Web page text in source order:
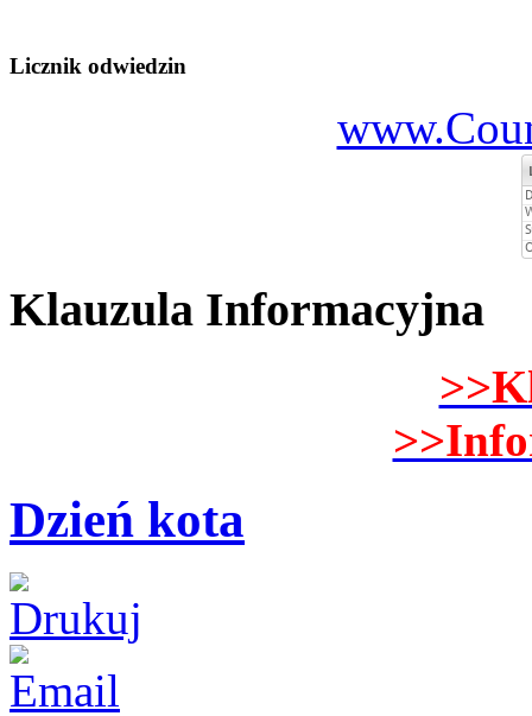
Licznik odwiedzin
Klauzula Informacyjna
Dzień kota